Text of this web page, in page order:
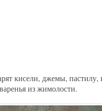
кисели, джемы, пастилу,
из жимолости.